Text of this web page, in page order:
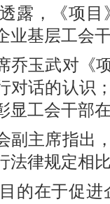
露，《项
业基层工会
乔玉武对《
对话的认识
显工会干部
副主席指出
法律规定相
的在于促